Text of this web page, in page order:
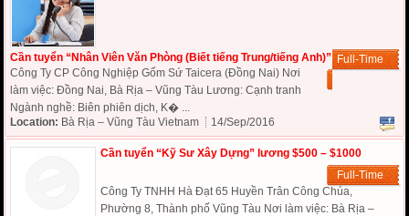
Cần tuyển “Nhân Viên Văn Phòng (Biết tiếng Trung/tiếng Anh)” Full-Time
Công Ty CP Công Nghiệp Gốm Sứ Taicera (Đồng Nai) Nơi
làm việc: Đồng Nai, Bà Rịa – Vũng Tàu Lương: Cạnh tranh
Ngành nghề: Biên phiên dịch, K� ...
Location: Bà Rịa – Vũng Tàu Vietnam 14/Sep/2016
Cần tuyển “Kỹ Sư Xây Dựng” lương $500 – $1000
Full-Time
Công Ty TNHH Hà Đạt 65 Huyền Trân Công Chúa,
Phường 8, Thành phố Vũng Tàu Nơi làm việc: Bà Rịa –